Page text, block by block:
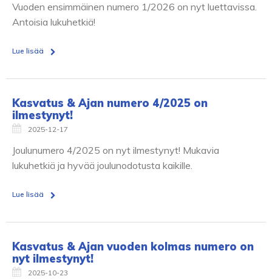
Vuoden ensimmäinen numero 1/2026 on nyt luettavissa.
Antoisia lukuhetkiä!
Lue lisää
Kasvatus & Ajan numero 4/2025 on
ilmestynyt!
2025-12-17
Joulunumero 4/2025 on nyt ilmestynyt! Mukavia
lukuhetkiä ja hyvää joulunodotusta kaikille.
Lue lisää
Kasvatus & Ajan vuoden kolmas numero on
nyt ilmestynyt!
2025-10-23